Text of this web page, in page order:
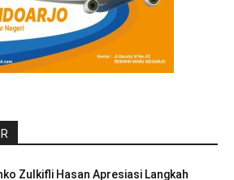
Zulkifli Hasan Apresiasi Langkah